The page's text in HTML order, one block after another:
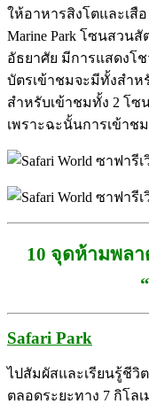
ให้อาหารสิงโตและเสื
Marine Park โซนสวน
อัธยาศัย มีการแสดงโ
บัตรเข้าชมจะมีทั้งสำห
สำหรับเข้าชมทั้ง 2 โ
เพราะฉะนั้นการเข้าช
10 จุดห้ามพล
Safari Park
ไปสัมผัสและเรียนรู้ชีวิ
ตลอดระยะทาง 7 กิโล